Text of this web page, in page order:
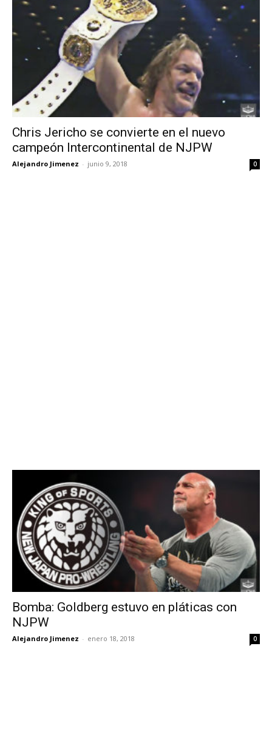
Chris Jericho se convierte en el nuevo
campeón Intercontinental de NJPW
Alejandro Jimenez - junio 9, 2018 0
Bomba: Goldberg estuvo en pláticas con
NJPW
Alejandro Jimenez - enero 18, 2018 0